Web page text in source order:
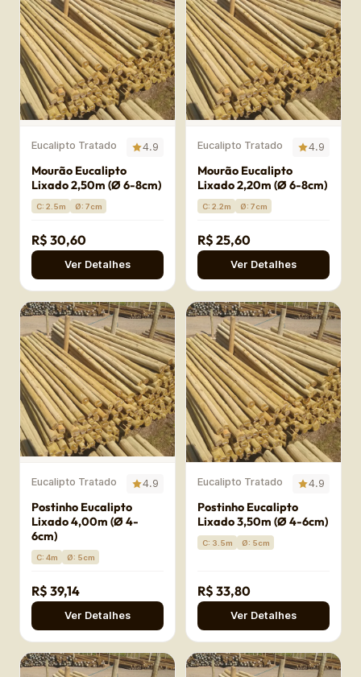
Eucalipto Tratado 4.9
Mourão Eucalipto
Lixado 2,50m (Ø 6-8cm)
C: 2.5m Ø: 7cm
R$ 30,60
Ver Detalhes
Eucalipto Tratado 4.9
Mourão Eucalipto
Lixado 2,20m (Ø 6-8cm)
C: 2.2m Ø: 7cm
R$ 25,60
Ver Detalhes
Eucalipto Tratado 4.9
Postinho Eucalipto
Lixado 4,00m (Ø 4-
6cm)
C: 4m Ø: 5cm
R$ 39,14
Ver Detalhes
Eucalipto Tratado 4.9
Postinho Eucalipto
Lixado 3,50m (Ø 4-6cm)
C: 3.5m Ø: 5cm
R$ 33,80
Ver Detalhes